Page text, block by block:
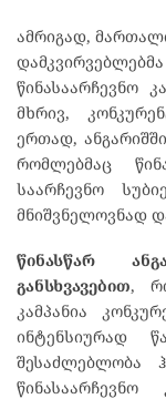
ამრიგად,
წინასაარჩევნო
მხრივ,
ერთად,
რომლებმაც
საარჩევნო
მნიშვნელოვნად
წინასწარ
განსხვავებით,
კამპანია
ინტენსიურად
შესაძლებლობა